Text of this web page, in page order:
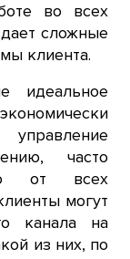
во всех
сложные
клиента.
идеальное
часто
от всех
могут
канала на
из них, по